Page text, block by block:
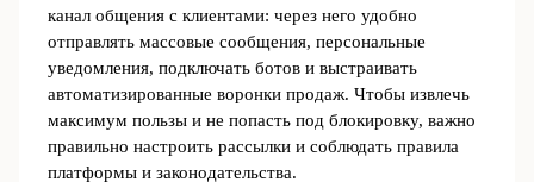
канал общения с клиентами: через него удобно
отправлять массовые сообщения, персональные
уведомления, подключать ботов и выстраивать
автоматизированные воронки продаж. Чтобы извлечь
максимум пользы и не попасть под блокировку, важно
правильно настроить рассылки и соблюдать правила
платформы и законодательства.